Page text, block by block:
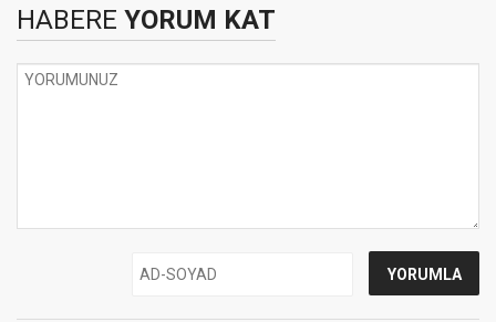
HABERE YORUM KAT